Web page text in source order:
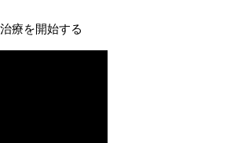
療を開始する